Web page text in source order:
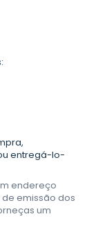
entregá-lo-
endereço
emissão dos
um